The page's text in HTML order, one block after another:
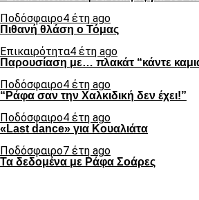
Ποδόσφαιρο4 έτη ago
Πιθανή θλάση ο Τόμας
Επικαιρότητα4 έτη ago
Παρουσίαση με… πλακάτ “κάντε
Ποδόσφαιρο4 έτη ago
“Ράφα σαν την Χαλκιδική δεν έχει!”
Ποδόσφαιρο4 έτη ago
«Last dance» για Κουαλιάτα
Ποδόσφαιρο7 έτη ago
Τα δεδομένα με Ράφα Σοάρες